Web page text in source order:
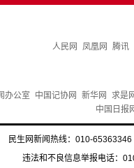
人民网 凤凰网 腾讯
办公室 中国记协网 新华网
求是
中国日报
民生网新闻热线：010-
违法和不良信息举报电话：